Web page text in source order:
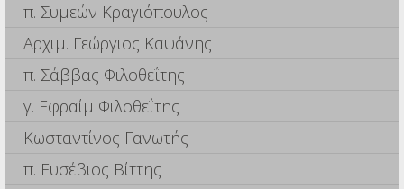
π. Συμεών Κραγιόπουλος
Αρχιμ. Γεώργιος Καψάνης
π. Σάββας Φιλοθεΐτης
γ. Εφραίμ Φιλοθεΐτης
Κωσταντίνος Γανωτής
π. Ευσέβιος Βίττης